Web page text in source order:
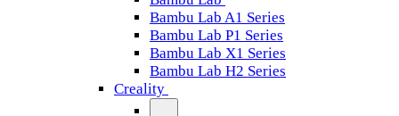
Bambu Lab A1 Series
Bambu Lab P1 Series
Bambu Lab X1 Series
Bambu Lab H2 Series
Creality